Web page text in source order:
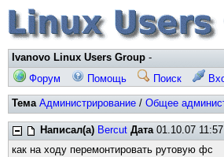
Ivanovo Linux Users Group -
Форум
Помощь Поиск
Тема Администрирование / Общее
Написал(а) Bercut Дата01.10.07 11:57
как на ходу перемонтировать рутовую фс